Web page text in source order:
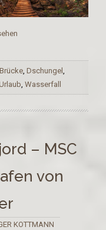
Brücke, Dschungel ,
, Wasserfall
– MSC
von
KOTTMANN